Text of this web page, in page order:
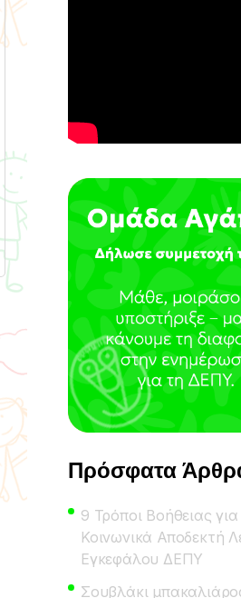
Πρόσφατα
9 Τρόποι Βοήθειας για
Κοινωνικά Αποδεκτή
Εγκεφάλου ΔΕΠΥ
Σουβλάκι